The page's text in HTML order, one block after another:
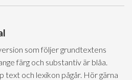
som följer grundtextens
färg och substantiv är blåa.
och lexikon pågår. Hör gärna